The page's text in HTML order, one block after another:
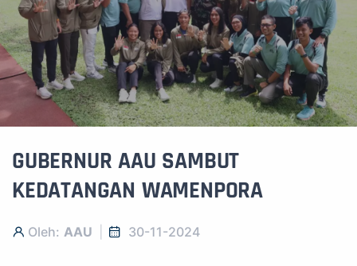
GUBERNUR AAU SAMBUT
KEDATANGAN WAMENPORA
Oleh: AAU 30-11-2024